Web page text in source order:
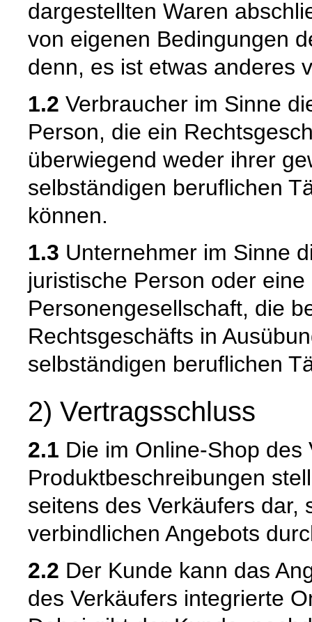
dargestellten Waren
von eigenen Bedingungen
denn, es ist etwas anderes
1.2 Verbraucher im Sinne
Person, die ein
überwiegend weder ihrer
selbständigen beruflichen
können.
1.3 Unternehmer im Sinne
juristische Person oder
Personengesellschaft, die
Rechtsgeschäfts in
selbständigen beruflichen
2) Vertragsschluss
2.1 Die im Online-Shop
Produktbeschreibungen
seitens des Verkäufers dar,
verbindlichen Angebots
2.2 Der Kunde kann das
des Verkäufers integrierte